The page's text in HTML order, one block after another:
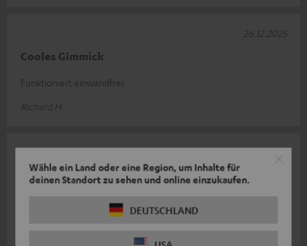
Wähle ein Land oder eine Region, um Inhalte für
deinen Standort zu sehen und online einzukaufen.
DEUTSCHLAND
Cooles Gimmick
Funktioniert einwandfrei.
Richard H.
26.12.2025
Einfach nur gut
09.12.2025